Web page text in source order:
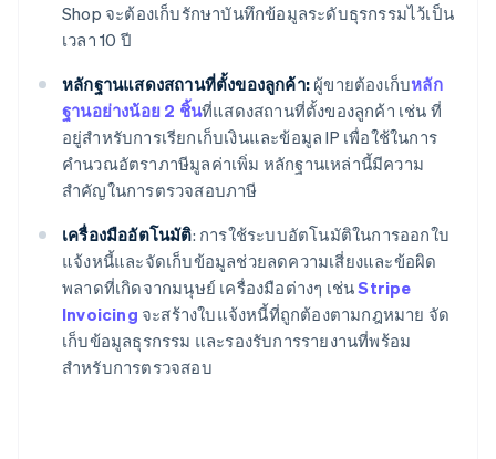
Shop จะต้องเก็บรักษาบันทึกข้อมูลระดับธุรกรรมไว้เป็น
เวลา 10 ปี
หลักฐานแสดงสถานที่ตั้งของลูกค้า: ผู้ขายต้องเก็บหลัก
ฐานอย่างน้อย 2 ชิ้นที่แสดงสถานที่ตั้งของลูกค้า เช่น ที่
อยู่สำหรับการเรียกเก็บเงินและข้อมูล IP เพื่อใช้ในการ
คำนวณอัตราภาษีมูลค่าเพิ่ม หลักฐานเหล่านี้มีความ
สำคัญในการตรวจสอบภาษี
เครื่องมืออัตโนมัติ: การใช้ระบบอัตโนมัติในการออกใบ
แจ้งหนี้และจัดเก็บข้อมูลช่วยลดความเสี่ยงและข้อผิด
พลาดที่เกิดจากมนุษย์ เครื่องมือต่างๆ เช่นStripe
Invoicing จะสร้างใบแจ้งหนี้ที่ถูกต้องตามกฎหมาย จัด
เก็บข้อมูลธุรกรรม และรองรับการรายงานที่พร้อม
สำหรับการตรวจสอบ